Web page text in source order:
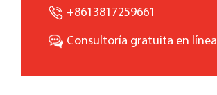
+8613817259661
Consultoría gratuita en línea